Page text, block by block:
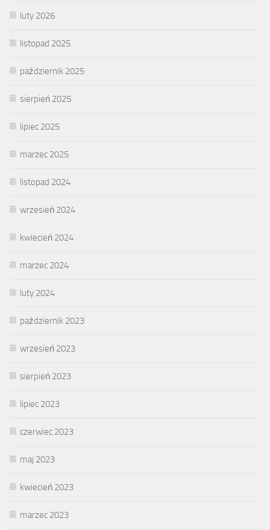
luty 2026
listopad 2025
październik 2025
sierpień 2025
lipiec 2025
marzec 2025
listopad 2024
wrzesień 2024
kwiecień 2024
marzec 2024
luty 2024
październik 2023
wrzesień 2023
sierpień 2023
lipiec 2023
czerwiec 2023
maj 2023
kwiecień 2023
marzec 2023